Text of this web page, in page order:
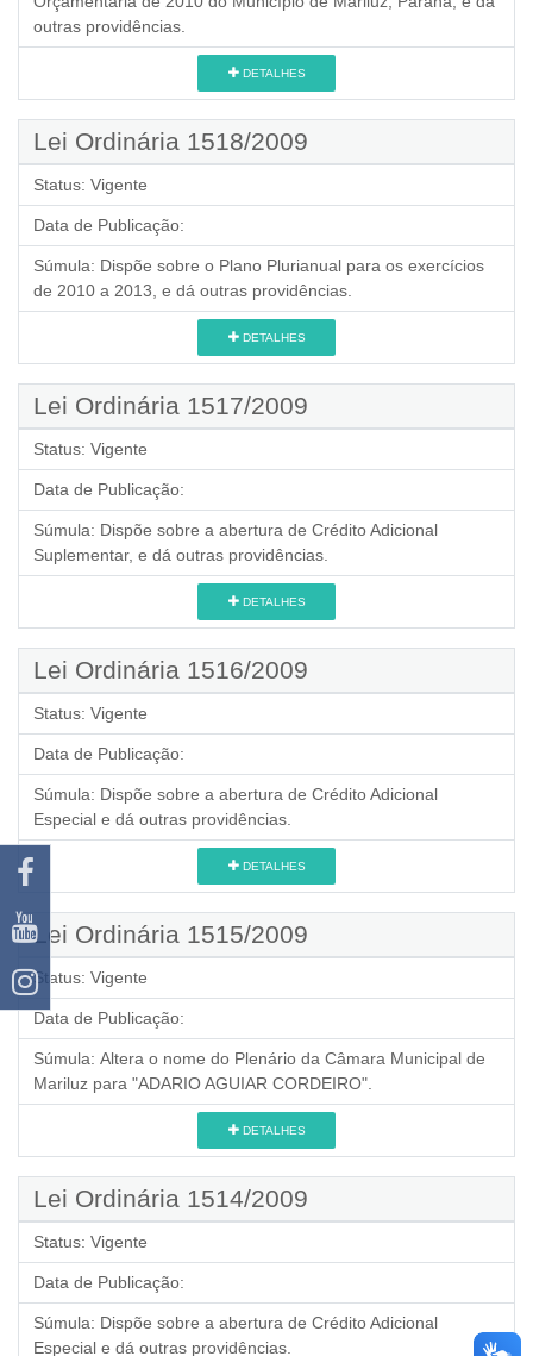
outras providências.
DETALHES
Lei Ordinária 1518/2009
Status: Vigente
Data de Publicação:
Súmula: Dispõe sobre o Plano Plurianual para os exercícios
de 2010 a 2013, e dá outras providências.
DETALHES
Lei Ordinária 1517/2009
Status: Vigente
Data de Publicação:
Súmula: Dispõe sobre a abertura de Crédito Adicional
Suplementar, e dá outras providências.
DETALHES
Lei Ordinária 1516/2009
Status: Vigente
Data de Publicação:
Súmula: Dispõe sobre a abertura de Crédito Adicional
Especial e dá outras providências.
DETALHES
Lei Ordinária 1515/2009
Status: Vigente
Data de Publicação:
Súmula: Altera o nome do Plenário da Câmara Municipal de
Mariluz para "ADARIO AGUIAR CORDEIRO".
DETALHES
Lei Ordinária 1514/2009
Status: Vigente
Data de Publicação:
Súmula: Dispõe sobre a abertura de Crédito Adicional
Especial e dá outras providências.